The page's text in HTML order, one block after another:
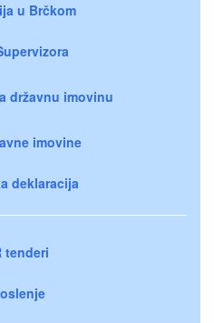
u Brčkom
državnu imovinu
imovine
deklaracija
tenderi